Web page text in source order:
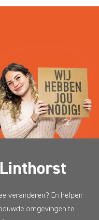
veranderen? En helpen
omgevingen te